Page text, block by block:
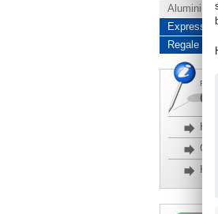
Express-
Regale